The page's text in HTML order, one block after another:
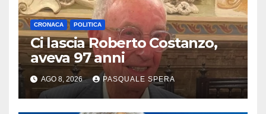
CRONACA POLITICA
Ci lascia Roberto Costanzo,
aveva 97 anni
AGO 8, 2026 PASQUALE SPERA